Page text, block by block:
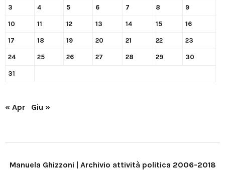
3 4 5 6 7 8 9
10 11 12 13 14 15 16
17 18 19 20 21 22 23
24 25 26 27 28 29 30
31
« Apr Giu »
Manuela Ghizzoni | Archivio attività politica 2006-2018